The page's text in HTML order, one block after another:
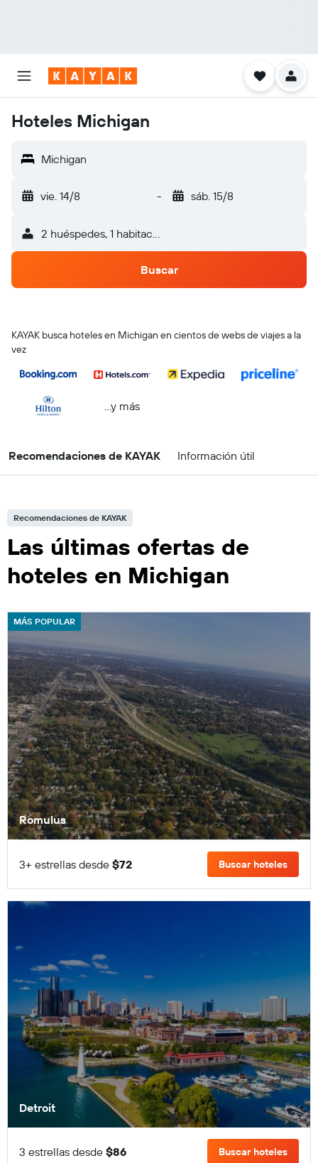
Hoteles Michigan
Michigan
vie. 14/8 - sáb. 15/8
2 huéspedes, 1 habitación
Buscar
KAYAK busca hoteles en Michigan en cientos de webs de viajes a la
vez
...y más
Recomendaciones de KAYAK Información útil
Recomendaciones de KAYAK
Las últimas ofertas de
hoteles en Michigan
MÁS POPULAR
Romulus
3+ estrellas desde $72 Buscar hoteles
Detroit
3 estrellas desde $86 Buscar hoteles